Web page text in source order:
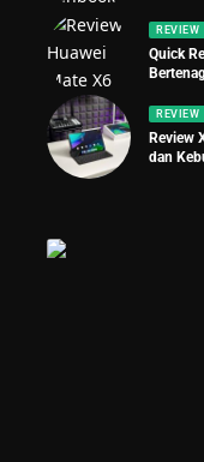
REVIEW
Quick
REVIEW
Review
dan